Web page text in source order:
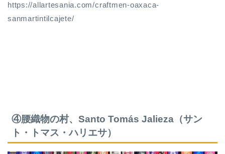
https://allartesania.com/craftmen-oaxaca-
sanmartintilcajete/
④腰織物の村、Santo Tomás Jalieza（サン
ト・トマス・ハリエサ）